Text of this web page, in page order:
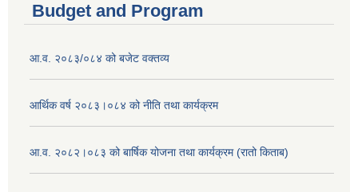
Budget and Program
आ.व. २०८३/०८४ को बजेट वक्तव्य
आर्थिक वर्ष २०८३।०८४ को नीति तथा कार्यक्रम
आ.व. २०८२।०८३ को बार्षिक योजना तथा कार्यक्रम (रातो किताब)